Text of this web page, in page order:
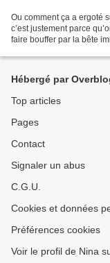
Ou comment ça a ergoté
c’est justement parce
faire bouffer par la bête
Hébergé par
Top articles
Pages
Contact
Signaler un abus
C.G.U.
Cookies et données
Préférences cookies
Voir le profil de Nina